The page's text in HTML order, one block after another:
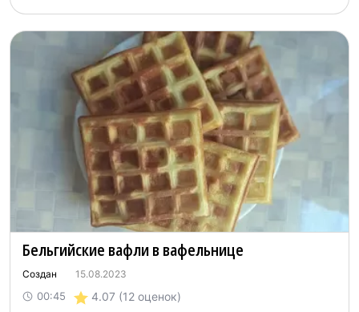
Бельгийские вафли в вафельнице
Создан 15.08.2023
00:45 4.07 (12 оценок)